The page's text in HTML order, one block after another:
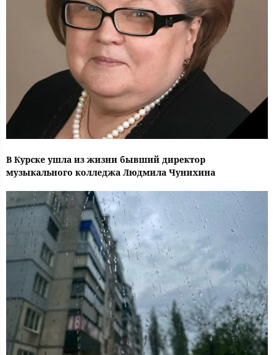
В Курске ушла из жизни бывший директор
музыкального колледжа Людмила Чунихина